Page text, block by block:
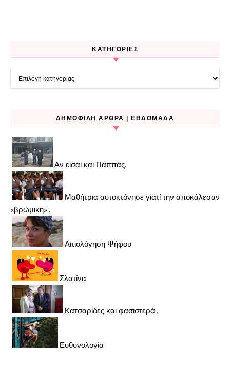
KΑΤΗΓΟΡΊΕΣ
Kατηγορίες
ΔΗΜΟΦΙΛΉ ΆΡΘΡΑ | ΕΒΔΟΜΆΔΑ
Αν είσαι και Παππάς..
Μαθήτρια αυτοκτόνησε γιατί την αποκάλεσαν
«βρώμικη»..
Αιτιολόγηση Ψήφου
Σλατίνα
Κατσαρίδες και φασιστερά..
Ευθυνολογία